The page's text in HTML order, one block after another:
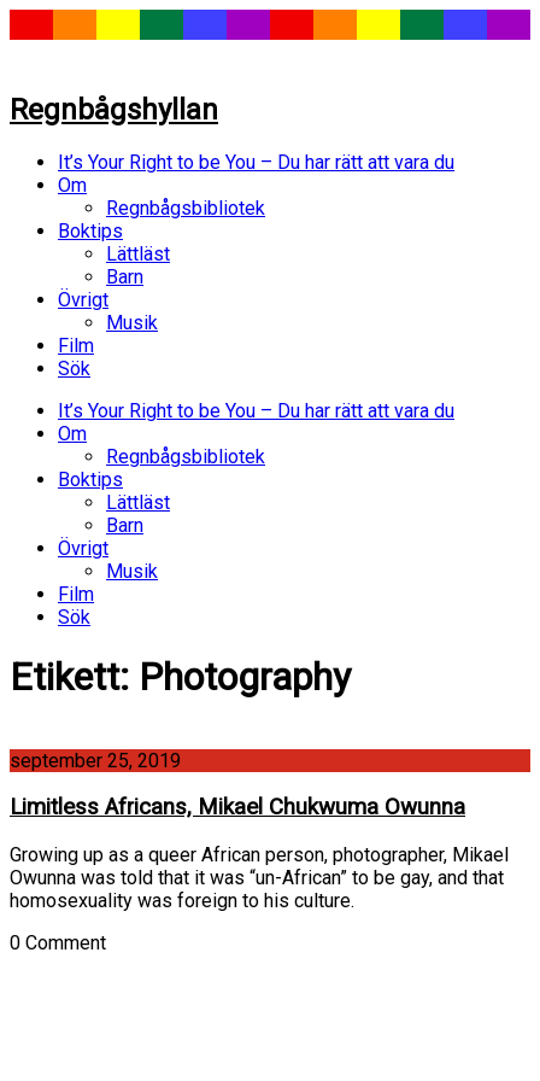
Regnbågshyllan
It’s Your Right to be You – Du har rätt att vara du
Om
Regnbågsbibliotek
Boktips
Lättläst
Barn
Övrigt
Musik
Film
Sök
It’s Your Right to be You – Du har rätt att vara du
Om
Regnbågsbibliotek
Boktips
Lättläst
Barn
Övrigt
Musik
Film
Sök
Etikett: Photography
september 25, 2019
Limitless Africans, Mikael Chukwuma Owunna
Growing up as a queer African person, photographer, Mikael
Owunna was told that it was “un-African” to be gay, and that
homosexuality was foreign to his culture.
0 Comment